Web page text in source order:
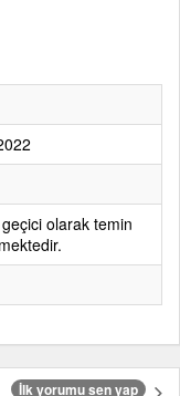
olarak temin
İlk yorumu sen yap